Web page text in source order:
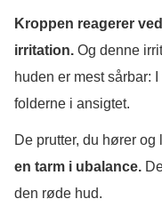
Kroppen reagerer
irritation. Og denne
huden er mest sårbar:
folderne i ansigtet.
De prutter, du hører og
en tarm i ubalance.
den røde hud.